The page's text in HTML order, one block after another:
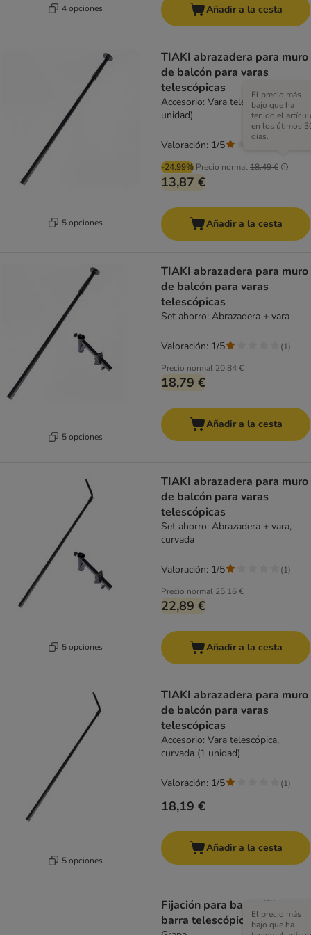
4 opciones Añadir a la cesta
5 opciones
TIAKI abrazadera para muro
de balcón para varas
telescópicas
Accesorio: Vara telescópica (1
unidad)
-24.99% Precio normal18,49 €
El precio más
bajo que ha
tenido el
en los útimos
días.
13,87 €
Valoración: 1/5
Añadir a la cesta
5 opciones
TIAKI abrazadera para muro
de balcón para varas
telescópicas
Set ahorro: Abrazadera + vara
Precio normal 20,84 €
18,79 €
Valoración: 1/5 (1)
Añadir a la cesta
5 opciones
TIAKI abrazadera para muro
de balcón para varas
telescópicas
Set ahorro: Abrazadera + vara,
curvada
Precio normal 25,16 €
22,89 €
Valoración: 1/5 (1)
Añadir a la cesta
5 opciones
TIAKI abrazadera para muro
de balcón para varas
telescópicas
Accesorio: Vara telescópica,
curvada (1 unidad)
18,19 €
Valoración: 1/5 (1)
Añadir a la cesta
Fijación para barandilla con
barra telescópica de Trixie
El precio más
bajo que ha